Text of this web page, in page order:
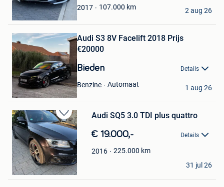
2017 107.000 km
Patrycja Kulesa
Roeselare
2 aug 26
Bewaren
Mijn
Favorieten
Audi S3 8V Facelift 2018 Prijs
€20000
Bieden Details
Benzine Automaat
ErZzy
Gent
1 aug 26
Bewaren
in
Mijn
Favorieten
Audi SQ5 3.0 TDI plus quattro
€ 19.000,- Details
2016 225.000 km
Johannes
Reuland
31 jul 26